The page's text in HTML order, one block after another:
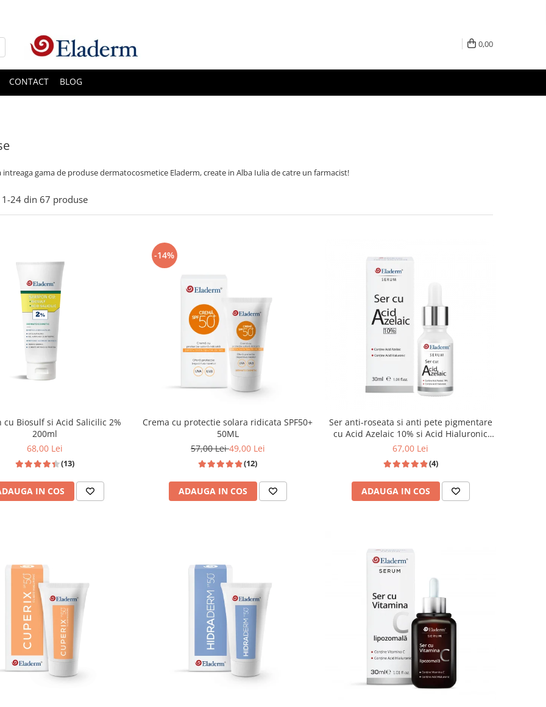
0,00
CONTACT BLOG
intreaga gama de produse dermatocosmetice Eladerm, create in Alba Iulia de catre un farmacist!
1-24 din 67 produse
cu Biosulf si Acid Salicilic 2%
200ml
68,00 Lei
(13)
IN COS
-14%
Crema cu protectie solara ridicata SPF50+
50ML
57,00 Lei49,00 Lei
(12)
ADAUGA IN COS
Ser anti-roseata si anti pete pigmentare
cu Acid Azelaic 10% si Acid Hialuronic
30ml
67,00 Lei
(4)
ADAUGA IN COS